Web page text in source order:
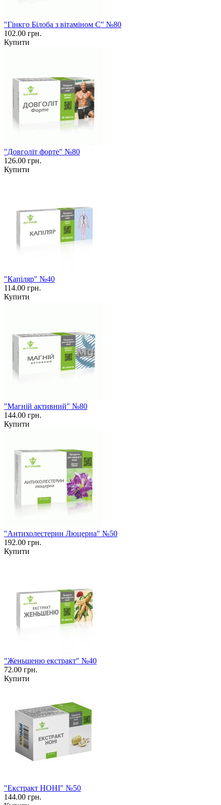
"Гінкго Білоба з вітаміном С" №80
102.00 грн.
Купити
"Довголіт форте" №80
126.00 грн.
Купити
"Капіляр" №40
114.00 грн.
Купити
"Магній активний" №80
144.00 грн.
Купити
"Антихолестерин Люцерна" №50
192.00 грн.
Купити
"Женьшеню екстракт" №40
72.00 грн.
Купити
"Екстракт НОНІ" №50
144.00 грн.